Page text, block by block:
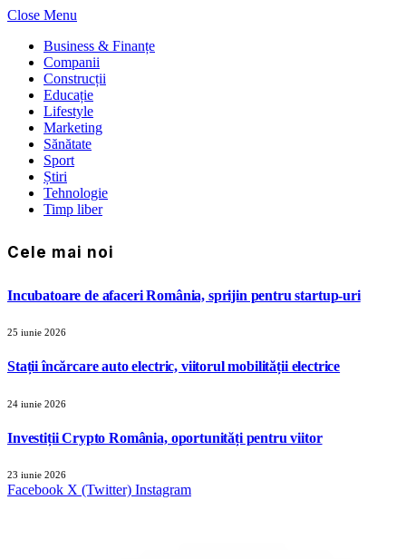
Close Menu
Business & Finanțe
Companii
Construcții
Educație
Lifestyle
Marketing
Sănătate
Sport
Știri
Tehnologie
Timp liber
Cele mai noi
Incubatoare de afaceri România, sprijin pentru startup-uri
25 iunie 2026
Stații încărcare auto electric, viitorul mobilității electrice
24 iunie 2026
Investiții Crypto România, oportunități pentru viitor
23 iunie 2026
Facebook X (Twitter) Instagram